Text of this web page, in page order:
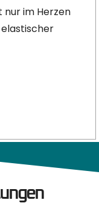
nur im Herzen